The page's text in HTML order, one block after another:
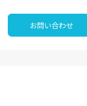
お問い合わせ